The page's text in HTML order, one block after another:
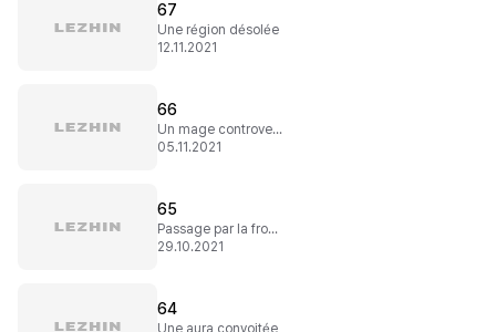
67
Une région désolée
12.11.2021
66
Un mage controversé
05.11.2021
65
Passage par la frontière
29.10.2021
64
Une aura convoitée